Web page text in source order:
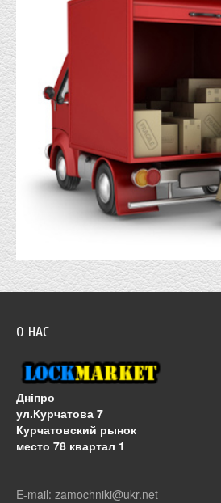
О НАС
Дніпро
ул.Курчатова 7
Курчатовский рынок
место 78 квартал 1
E-mail: zamochniki@ukr.net